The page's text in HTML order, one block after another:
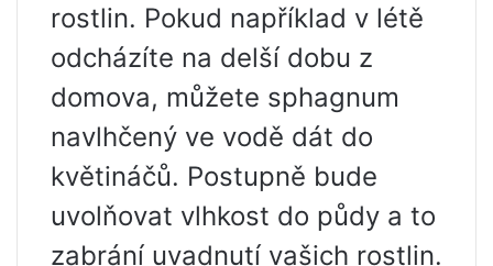
rostlin. Pokud například v létě
odcházíte na delší dobu z
domova, můžete sphagnum
navlhčený ve vodě dát do
květináčů. Postupně bude
uvolňovat vlhkost do půdy a to
zabrání uvadnutí vašich rostlin.